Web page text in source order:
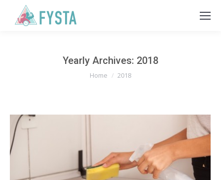
Yearly Archives: 2018
You are here:
Home 2018